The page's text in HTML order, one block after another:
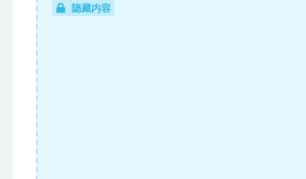
隐藏内容